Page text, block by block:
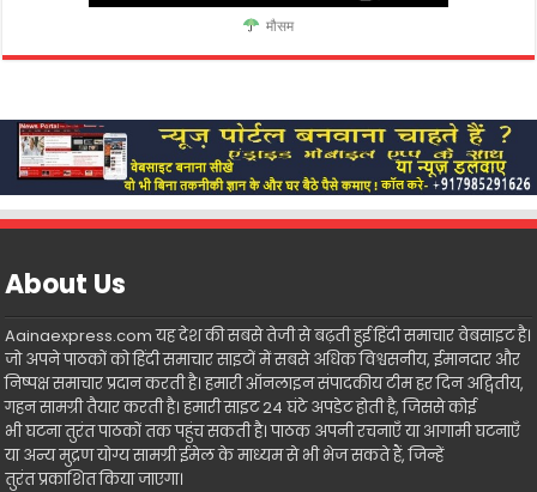
मौसम
About Us
Aainaexpress.com यह देश की सबसे तेजी से बढ़ती हुई हिंदी समाचार वेबसाइट है।
जो अपने पाठकों को हिंदी समाचार साइटों में सबसे अधिक विश्वसनीय, ईमानदार और
निष्पक्ष समाचार प्रदान करती है। हमारी ऑनलाइन संपादकीय टीम हर दिन अद्वितीय,
गहन सामग्री तैयार करती है। हमारी साइट 24 घंटे अपडेट होती है, जिससे कोई
भी घटना तुरंत पाठकों तक पहुंच सकती है। पाठक अपनी रचनाएँ या आगामी घटनाएँ
या अन्य मुद्रण योग्य सामग्री ईमेल के माध्यम से भी भेज सकते हैं, जिन्हें
तुरंत प्रकाशित किया जाएगा।